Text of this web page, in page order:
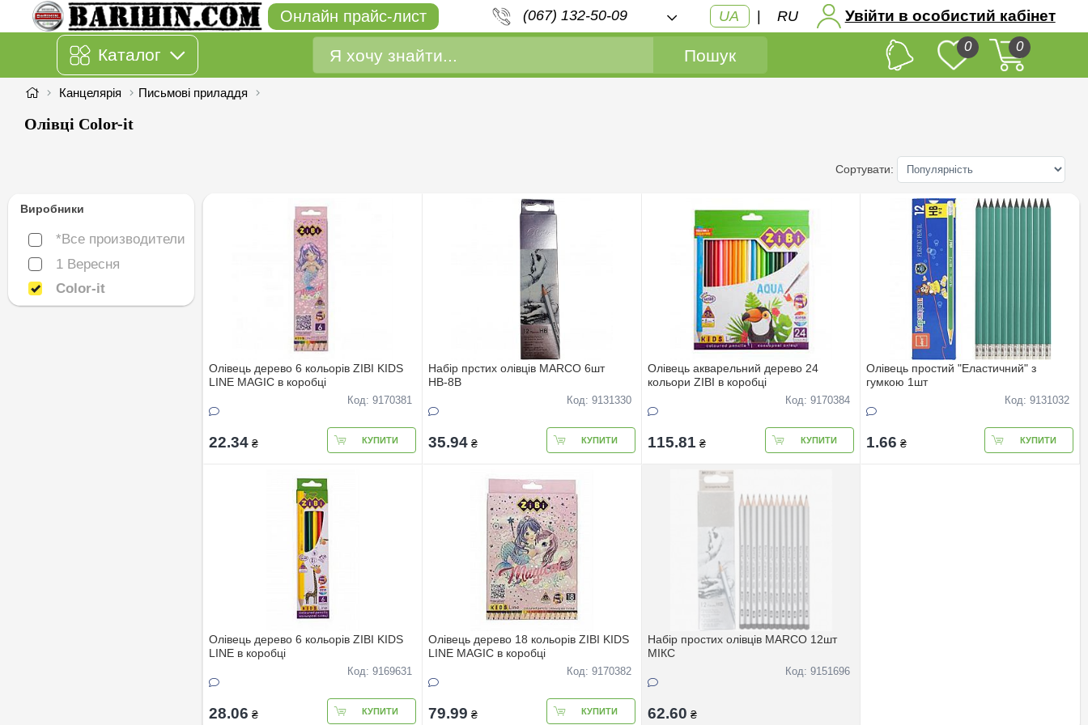
Онлайн прайс-лист (067) 132-50-09 UA | RU Увійти в особистий кабінет
Каталог Пошук 0 0
Канцелярія Письмові приладдя
Олівці Color-it
Сортувати:
Виробники
*Все производители
*Все производители
1 Вересня
1 Вересня
Color-it
Color-it
Олівець дерево 6 кольорів ZIBI KIDS
LINE MAGIC в коробці
Код: 9170381
22.34 ₴ КУПИТИ
Набір прстих олівців MARCO 6шт
HВ-8В
Код: 9131330
35.94 ₴ КУПИТИ
Олівець акварельний дерево 24
кольори ZIBI в коробці
Код: 9170384
115.81 ₴ КУПИТИ
Олівець простий "Еластичний" з
гумкою 1шт
Код: 9131032
1.66 ₴ КУПИТИ
Олівець дерево 6 кольорів ZIBI KIDS
LINE в коробці
Код: 9169631
28.06 ₴ КУПИТИ
Олівець дерево 18 кольорів ZIBI KIDS
LINE MAGIC в коробці
Код: 9170382
79.99 ₴ КУПИТИ
Набір простих олівців MARCO 12шт
МІКС
Код: 9151696
62.60 ₴